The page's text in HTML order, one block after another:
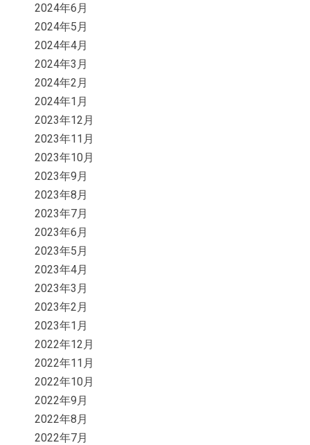
2024年6月
2024年5月
2024年4月
2024年3月
2024年2月
2024年1月
2023年12月
2023年11月
2023年10月
2023年9月
2023年8月
2023年7月
2023年6月
2023年5月
2023年4月
2023年3月
2023年2月
2023年1月
2022年12月
2022年11月
2022年10月
2022年9月
2022年8月
2022年7月